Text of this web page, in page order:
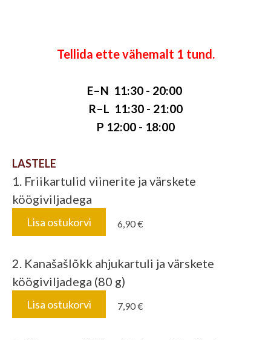
Tellida ette vähemalt 1 tund.
E–N 11:30 - 20:00
R–L 11:30 - 21:00
P 12:00 - 18:00
LASTELE
1. Friikartulid viinerite ja värskete
köögiviljadega
Lisa ostukorvi 6,90 €
2. Kanašašlõkk ahjukartuli ja värskete
köögiviljadega (80 g)
Lisa ostukorvi 7,90 €